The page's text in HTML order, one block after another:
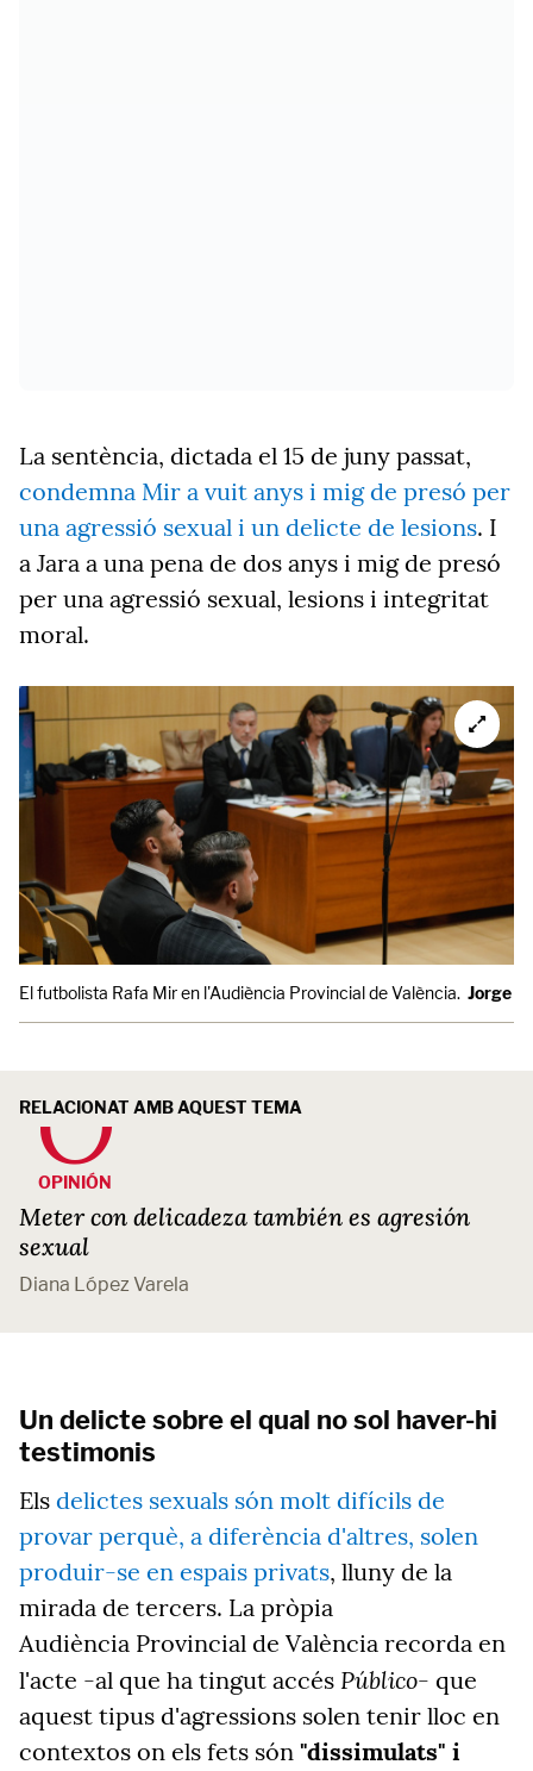
La sentència, dictada el 15 de juny passat,
condemna Mir a vuit anys i mig de presó per
una agressió sexual i un delicte de lesions. I
a Jara a una pena de dos anys i mig de presó
per una agressió sexual, lesions i integritat
moral.
El futbolista Rafa Mir en l'Audiència Provincial de València. Jorge
RELACIONAT AMB AQUEST TEMA
OPINIÓN
Meter con delicadeza también es agresión
sexual
Diana López Varela
Un delicte sobre el qual no sol haver-hi
testimonis
Els delictes sexuals són molt difícils de
provar perquè, a diferència d'altres, solen
produir-se en espais privats, lluny de la
mirada de tercers. La pròpia
Audiència Provincial de València recorda en
l'acte -al que ha tingut accés Público- que
aquest tipus d'agressions solen tenir lloc en
contextos on els fets són "dissimulats" i